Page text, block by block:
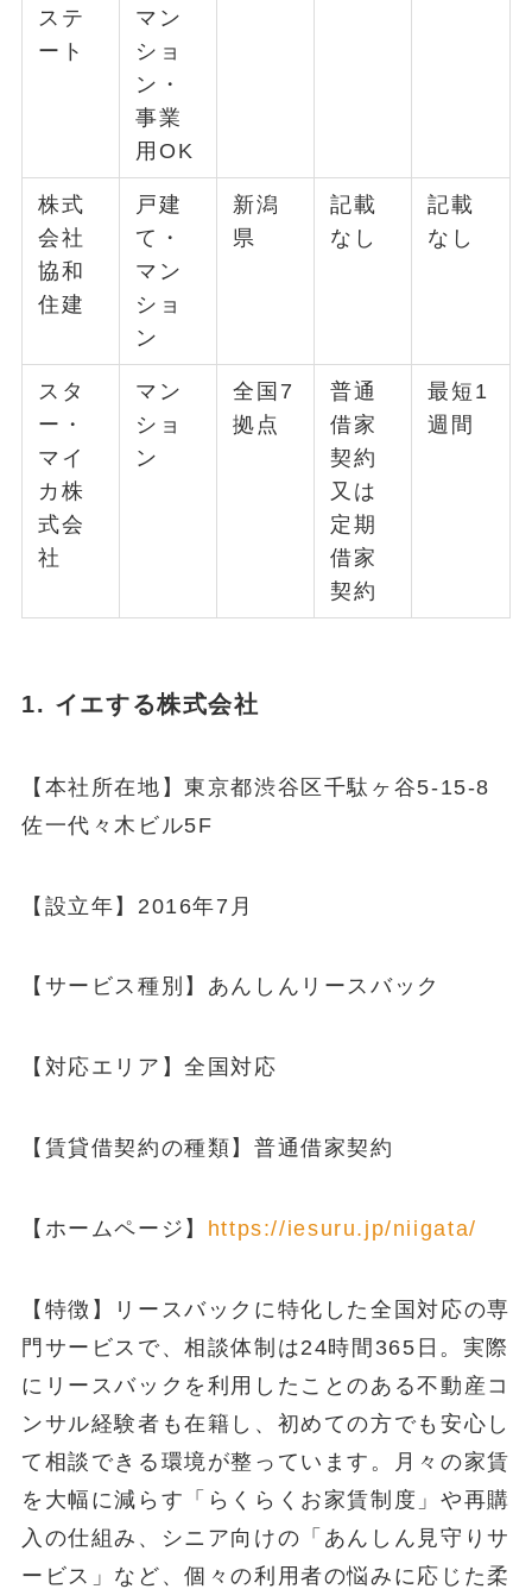
ステ
ート
マン
ショ
ン・
事業
用OK
株式
会社
協和
住建
戸建
て・
マン
ショ
ン
新潟
県
記載
なし
記載
なし
スタ
ー・
マイ
カ株
式会
社
マン
ショ
ン
全国7
拠点
普通
借家
契約
又は
定期
借家
契約
最短1
週間
1. イエする株式会社
【本社所在地】東京都渋谷区千駄ヶ谷5-15-8
佐一代々木ビル5F
【設立年】2016年7月
【サービス種別】あんしんリースバック
【対応エリア】全国対応
【賃貸借契約の種類】普通借家契約
【ホームページ】 https://iesuru.jp/niigata/
【特徴】リースバックに特化した全国対応の専
門サービスで、相談体制は24時間365日。実際
にリースバックを利用したことのある不動産コ
ンサル経験者も在籍し、初めての方でも安心し
て相談できる環境が整っています。月々の家賃
を大幅に減らす「らくらくお家賃制度」や再購
入の仕組み、シニア向けの「あんしん見守りサ
ービス」など、個々の利用者の悩みに応じた柔